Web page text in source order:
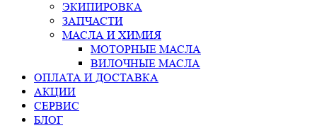
ЭКИПИРОВКА
ЗАПЧАСТИ
МАСЛА И ХИМИЯ
МОТОРНЫЕ МАСЛА
ВИЛОЧНЫЕ МАСЛА
ОПЛАТА И ДОСТАВКА
АКЦИИ
СЕРВИС
БЛОГ